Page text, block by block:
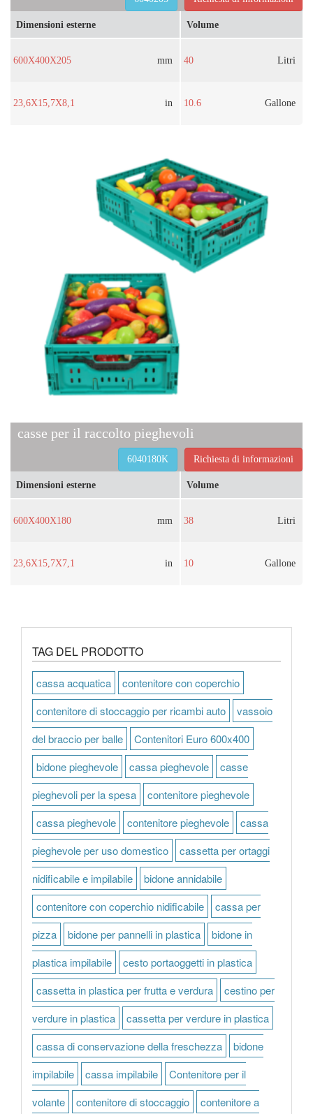
Dimensioni esterne
600X400X205 mm
23,6X15,7X8,1 in
Volume
40 Litri
10.6 Gallone
casse per il raccolto pieghevoli
Richiesta di informazioni
6040180K
Dimensioni esterne
600X400X180 mm
23,6X15,7X7,1 in
Volume
38 Litri
10 Gallone
TAG DEL PRODOTTO
cassa acquatica
contenitore con coperchio
contenitore di stoccaggio per ricambi auto
vassoio
del braccio per balle
Contenitori Euro 600x400
bidone pieghevole
cassa pieghevole
casse
pieghevoli per la spesa
contenitore pieghevole
cassa pieghevole
contenitore pieghevole
cassa
pieghevole per uso domestico
cassetta per ortaggi
nidificabile e impilabile
bidone annidabile
contenitore con coperchio nidificabile
cassa per
pizza
bidone per pannelli in plastica
bidone in
plastica impilabile
cesto portaoggetti in plastica
cassetta in plastica per frutta e verdura
cestino per
verdure in plastica
cassetta per verdure in plastica
cassa di conservazione della freschezza
bidone
impilabile
cassa impilabile
Contenitore per il
volante
contenitore di stoccaggio contenitore a